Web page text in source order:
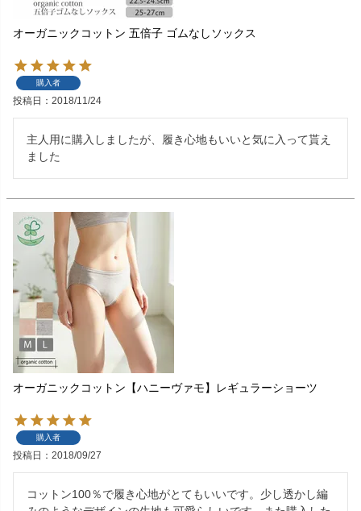
オーガニックコットン 五倍子 ゴムなしソックス
購入者
投稿日 2018/11/24
主人用に購入しましたが、履き心地もいいと気に入って貰え
ました
オーガニックコットン【ハニーヴァモ】レギュラーショーツ
購入者
投稿日 2018/09/27
コットン100％で履き心地がとてもいいです。少し透かし編